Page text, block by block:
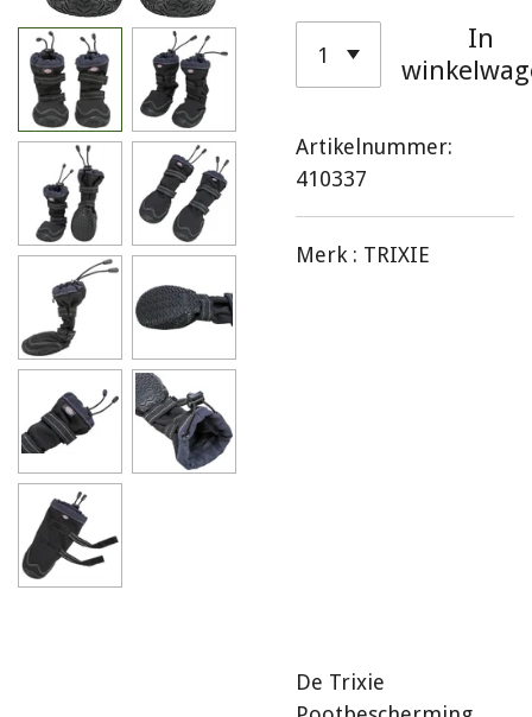
In
Artikelnummer:
410337
Merk : TRIXIE
De Trixie